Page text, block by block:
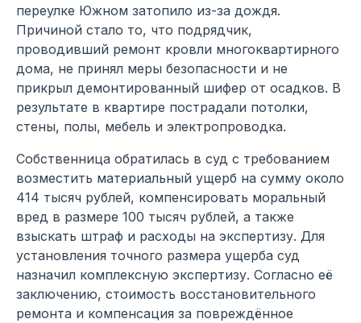
переулке Южном затопило из-за дождя.
Причиной стало то, что подрядчик,
проводивший ремонт кровли многоквартирного
дома, не принял меры безопасности и не
прикрыл демонтированный шифер от осадков. В
результате в квартире пострадали потолки,
стены, полы, мебель и электропроводка.
Собственница обратилась в суд с требованием
возместить материальный ущерб на сумму около
414 тысяч рублей, компенсировать моральный
вред в размере 100 тысяч рублей, а также
взыскать штраф и расходы на экспертизу. Для
установления точного размера ущерба суд
назначил комплексную экспертизу. Согласно её
заключению, стоимость восстановительного
ремонта и компенсация за повреждённое